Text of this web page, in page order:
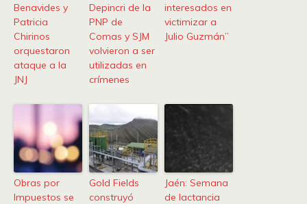
Benavides y
Patricia
Chirinos
orquestaron
ataque a la
JNJ
Depincri de la
PNP de
Comas y SJM
volvieron a ser
utilizadas en
crímenes
interesados en
victimizar a
Julio Guzmán”
Obras por
Impuestos se
Gold Fields
construyó
Jaén: Semana
de lactancia